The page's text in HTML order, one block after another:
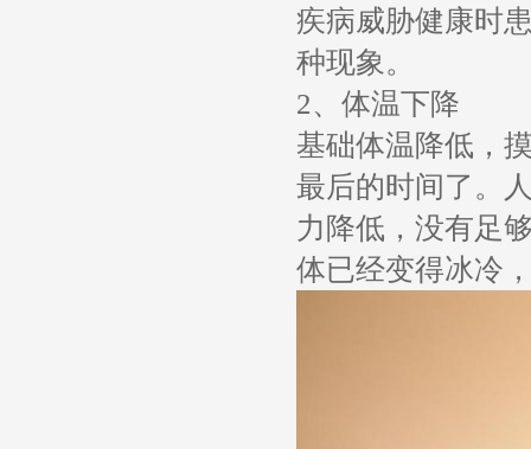
疾病威胁健康时
种现象。
2、体温下降
基础体温降低，
最后的时间了。
力降低，没有足
体已经变得冰冷